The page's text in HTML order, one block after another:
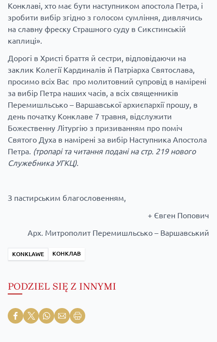
Конклаві, хто має бути наступником апостола Петра, і
зробити вибір згідно з голосом сумління, дивлячись
на славну фреску Страшного суду в Сикстинській
каплиці».
Дорогі в Христі браття й сестри, відповідаючи на
заклик Колегії Кардиналів й Патріарха Святослава,
просимо всіх Вас про молитовний супровід в намірені
за вибір Петра наших часів, а всіх священників
Перемишльсько – Варшавської архиєпархії прошу, в
день початку Конклаве 7 травня, відслужити
Божественну Літургію з призиванням про поміч
Святого Духа в намірені за вибір Наступника Апостола
Петра. (тропарі та читання подані на стр. 219 нового
Служебника УГКЦ).
З пастирським благословенням,
+ Євген Попович
Арх. Митрополит Перемишльсько – Варшавський
KONKLAWE КОНКЛАВ
PODZIEL SIĘ Z INNYMI